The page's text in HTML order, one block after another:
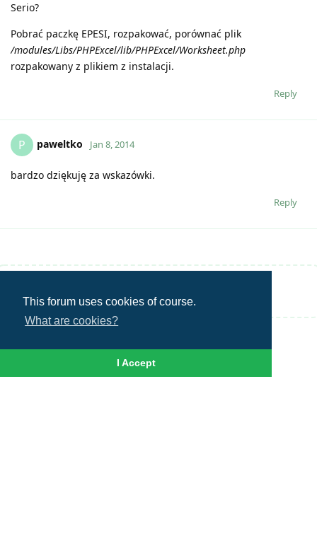
This forum uses cookies of course.
What are cookies?
I Accept
Serio?
Pobrać paczkę EPESI, rozpakować, porównać plik
/modules/Libs/PHPExcel/lib/PHPExcel/Worksheet.php
rozpakowany z plikiem z instalacji.
Reply
P paweltko Jan 8, 2014
bardzo dziękuję za wskazówki.
Reply